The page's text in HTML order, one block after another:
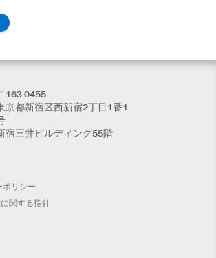
163-0455
京都新宿区西新宿2丁目1番1
宿三井ビルディング55階
ポリシー
関する指針